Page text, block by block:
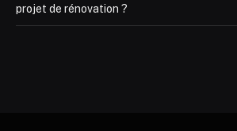
projet de rénovation ?